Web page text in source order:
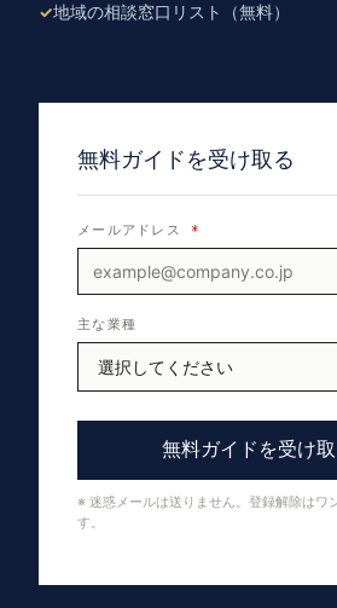
地域の相談窓口リスト（無料）
無料ガイドを受け取る
メールアドレス *
主な業種
無料ガイドを受け
※ 迷惑メールは送りません。登録解除はワ
す。